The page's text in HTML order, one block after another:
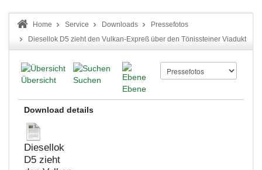
Home Service Downloads
Pressefotos
Diesellok D5 zieht den Vulkan-Expreß über den Tönissteiner Viadukt
Übersicht
Suchen
Ebene
Download details
Diesellok
D5 zieht